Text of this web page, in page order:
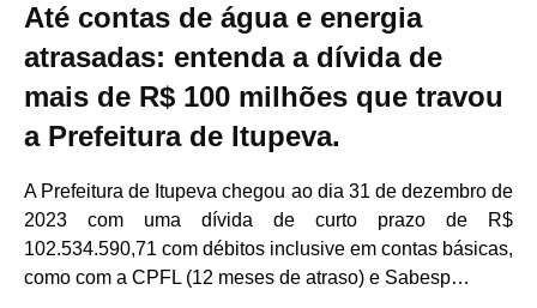
Até contas de água e energia
atrasadas: entenda a dívida de
mais de R$ 100 milhões que travou
a Prefeitura de Itupeva.
A Prefeitura de Itupeva chegou ao dia 31 de dezembro de
2023 com uma dívida de curto prazo de R$
102.534.590,71 com débitos inclusive em contas básicas,
como com a CPFL (12 meses de atraso) e Sabesp…